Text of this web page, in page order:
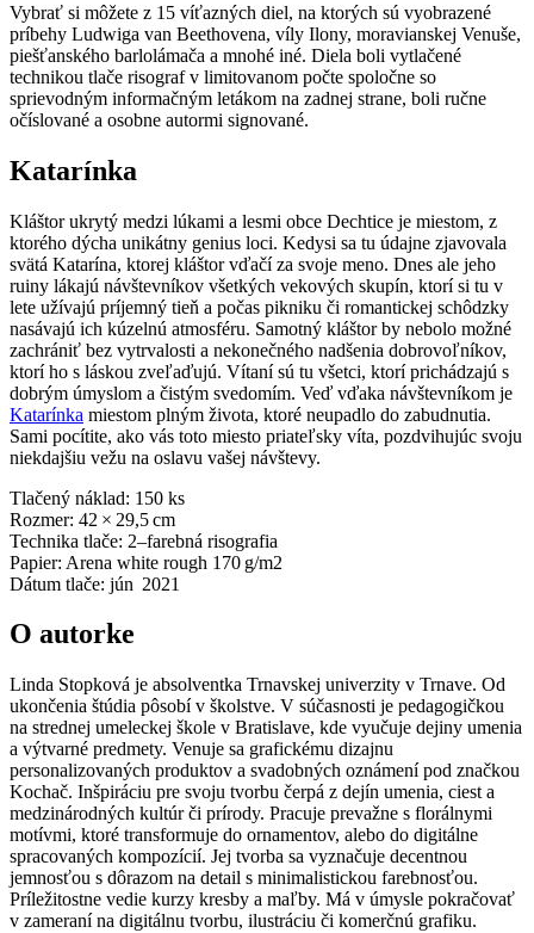
Vybrať si môžete z 15 víťazných diel, na ktorých sú vyobrazené
príbehy Ludwiga van Beethovena, víly Ilony, moravianskej Venuše,
piešťanského barlolámača a mnohé iné. Diela boli vytlačené
technikou tlače risograf v limitovanom počte spoločne so
sprievodným informačným letákom na zadnej strane, boli ručne
očíslované a osobne autormi signované.
Katarínka
Kláštor ukrytý medzi lúkami a lesmi obce Dechtice je miestom, z
ktorého dýcha unikátny genius loci. Kedysi sa tu údajne zjavovala
svätá Katarína, ktorej kláštor vďačí za svoje meno. Dnes ale jeho
ruiny lákajú návštevníkov všetkých vekových skupín, ktorí si tu v
lete užívajú príjemný tieň a počas pikniku či romantickej schôdzky
nasávajú ich kúzelnú atmosféru. Samotný kláštor by nebolo možné
zachrániť bez vytrvalosti a nekonečného nadšenia dobrovoľníkov,
ktorí ho s láskou zveľaďujú. Vítaní sú tu všetci, ktorí prichádzajú s
dobrým úmyslom a čistým svedomím. Veď vďaka návštevníkom je
Katarínka miestom plným života, ktoré neupadlo do zabudnutia.
Sami pocítite, ako vás toto miesto priateľsky víta, pozdvihujúc svoju
niekdajšiu vežu na oslavu vašej návštevy.
Tlačený náklad: 150 ks
Rozmer: 42 × 29,5 cm
Technika tlače: 2–farebná risografia
Papier: Arena white rough 170 g/m2
Dátum tlače: jún 2021
O autorke
Linda Stopková je absolventka Trnavskej univerzity v Trnave. Od
ukončenia štúdia pôsobí v školstve. V súčasnosti je pedagogičkou
na strednej umeleckej škole v Bratislave, kde vyučuje dejiny umenia
a výtvarné predmety. Venuje sa grafickému dizajnu
personalizovaných produktov a svadobných oznámení pod značkou
Kochač. Inšpiráciu pre svoju tvorbu čerpá z dejín umenia, ciest a
medzinárodných kultúr či prírody. Pracuje prevažne s florálnymi
motívmi, ktoré transformuje do ornamentov, alebo do digitálne
spracovaných kompozícií. Jej tvorba sa vyznačuje decentnou
jemnosťou s dôrazom na detail s minimalistickou farebnosťou.
Príležitostne vedie kurzy kresby a maľby. Má v úmysle pokračovať
v zameraní na digitálnu tvorbu, ilustráciu či komerčnú grafiku.